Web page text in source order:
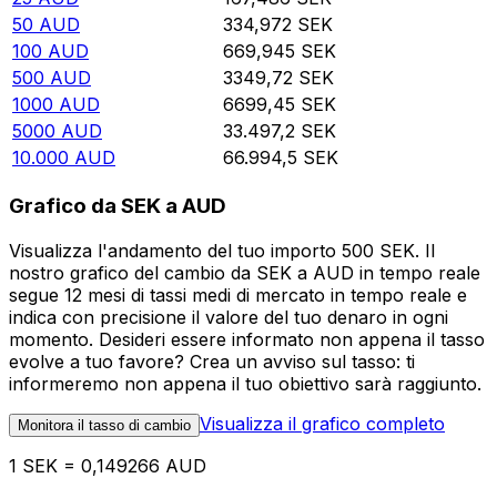
50 AUD 334,972 SEK
100 AUD 669,945 SEK
500 AUD 3349,72 SEK
1000 AUD 6699,45 SEK
5000 AUD 33.497,2 SEK
10.000 AUD 66.994,5 SEK
Grafico da SEK a AUD
Visualizza l'andamento del tuo importo 500 SEK. Il
nostro grafico del cambio da SEK a AUD in tempo reale
segue 12 mesi di tassi medi di mercato in tempo reale e
indica con precisione il valore del tuo denaro in ogni
momento. Desideri essere informato non appena il tasso
evolve a tuo favore? Crea un avviso sul tasso: ti
informeremo non appena il tuo obiettivo sarà raggiunto.
Monitora il tasso di cambio Visualizza il grafico completo
1 SEK = 0,149266 AUD